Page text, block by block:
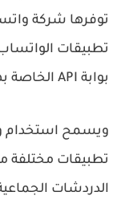
توفرها شركة
تطبيقات
بوابة API الخاصة بها.
تطبيقات مختلفة
الدردشات